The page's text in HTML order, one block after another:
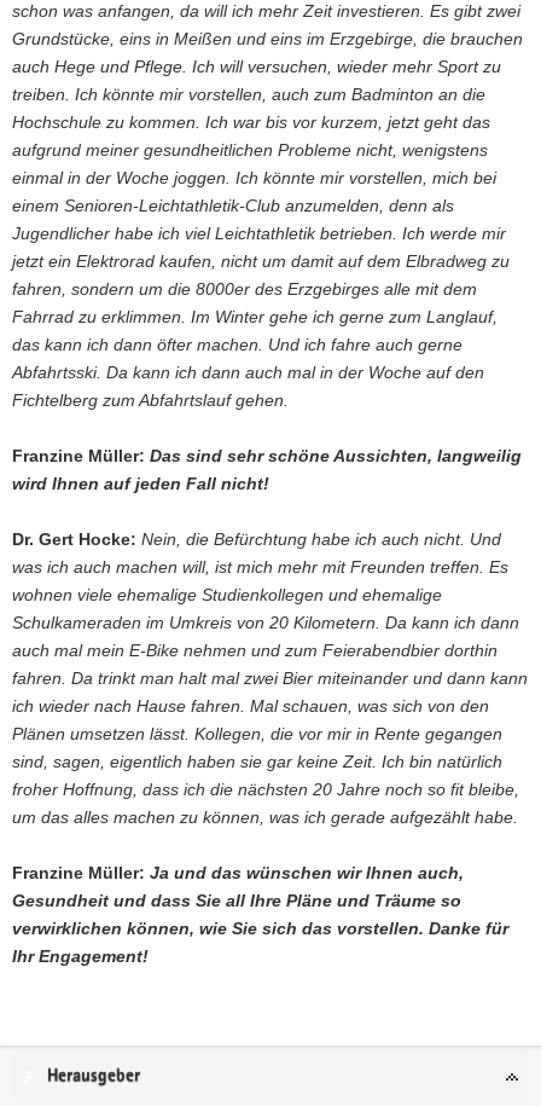
schon was anfangen, da will ich mehr Zeit investieren. Es gibt zwei
Grundstücke, eins in Meißen und eins im Erzgebirge, die brauchen
auch Hege und Pflege. Ich will versuchen, wieder mehr Sport zu
treiben. Ich könnte mir vorstellen, auch zum Badminton an die
Hochschule zu kommen. Ich war bis vor kurzem, jetzt geht das
aufgrund meiner gesundheitlichen Probleme nicht, wenigstens
einmal in der Woche joggen. Ich könnte mir vorstellen, mich bei
einem Senioren-Leichtathletik-Club anzumelden, denn als
Jugendlicher habe ich viel Leichtathletik betrieben. Ich werde mir
jetzt ein Elektrorad kaufen, nicht um damit auf dem Elbradweg zu
fahren, sondern um die 8000er des Erzgebirges alle mit dem
Fahrrad zu erklimmen. Im Winter gehe ich gerne zum Langlauf,
das kann ich dann öfter machen. Und ich fahre auch gerne
Abfahrtsski. Da kann ich dann auch mal in der Woche auf den
Fichtelberg zum Abfahrtslauf gehen.
Franzine Müller: Das sind sehr schöne Aussichten, langweilig
wird Ihnen auf jeden Fall nicht!
Dr. Gert Hocke: Nein, die Befürchtung habe ich auch nicht. Und
was ich auch machen will, ist mich mehr mit Freunden treffen. Es
wohnen viele ehemalige Studienkollegen und ehemalige
Schulkameraden im Umkreis von 20 Kilometern. Da kann ich dann
auch mal mein E-Bike nehmen und zum Feierabendbier dorthin
fahren. Da trinkt man halt mal zwei Bier miteinander und dann kann
ich wieder nach Hause fahren. Mal schauen, was sich von den
Plänen umsetzen lässt. Kollegen, die vor mir in Rente gegangen
sind, sagen, eigentlich haben sie gar keine Zeit. Ich bin natürlich
froher Hoffnung, dass ich die nächsten 20 Jahre noch so fit bleibe,
um das alles machen zu können, was ich gerade aufgezählt habe.
Franzine Müller: Ja und das wünschen wir Ihnen auch,
Gesundheit und dass Sie all Ihre Pläne und Träume so
verwirklichen können, wie Sie sich das vorstellen. Danke für
Ihr Engagement!
Service
Herausgeber